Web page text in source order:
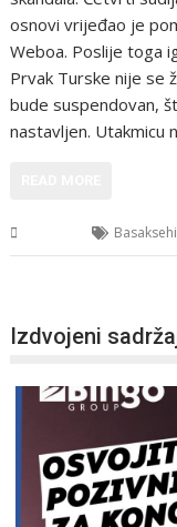
osnovi vrijeđao je
Weboa. Poslije toga
Prvak Turske nije se
bude suspendovan,
nastavljen. Utakmicu
Izdvojeni